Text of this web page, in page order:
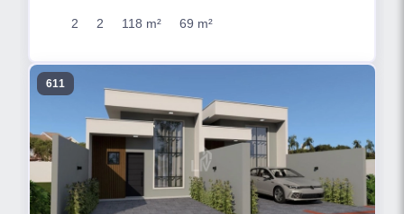
2 2 118 m² 69 m²
611